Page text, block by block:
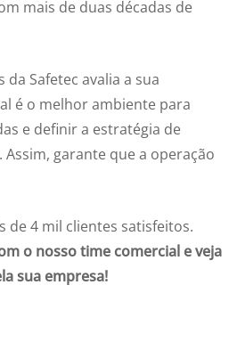
mais de duas décadas de
Safetec avalia a sua
é o melhor ambiente para
e definir a estratégia de
garante que a operação
de 4 mil clientes satisfeitos.
o nosso time comercial e veja
sua empresa!